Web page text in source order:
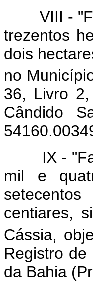
VIII -
trezentos
dois
no
36, Livro
Cândido
IX -
mil e
centiares,
Cássia,
Registro
da Bahia